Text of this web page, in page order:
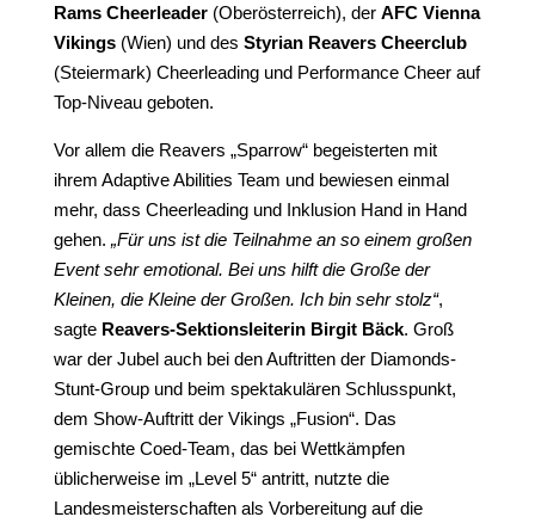
Rams Cheerleader (Oberösterreich), der AFC Vienna
Vikings(Wien) und des Styrian Reavers Cheerclub
(Steiermark) Cheerleading und Performance Cheer auf
Top-Niveau geboten.
Vor allem die Reavers „Sparrow“ begeisterten mit
ihrem Adaptive Abilities Team und bewiesen einmal
mehr, dass Cheerleading und Inklusion Hand in Hand
gehen. „Für uns ist die Teilnahme an so einem großen
Event sehr emotional. Bei uns hilft die Große der
Kleinen, die Kleine der Großen. Ich bin sehr stolz“,
sagte Reavers-Sektionsleiterin Birgit Bäck. Groß
war der Jubel auch bei den Auftritten der Diamonds-
Stunt-Group und beim spektakulären Schlusspunkt,
dem Show-Auftritt der Vikings „Fusion“. Das
gemischte Coed-Team, das bei Wettkämpfen
üblicherweise im „Level 5“ antritt, nutzte die
Landesmeisterschaften als Vorbereitung auf die